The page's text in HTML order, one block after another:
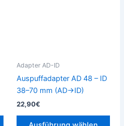
können
gewählt
Adapter AD-ID
Auspuffadapter AD 48 – ID
38–70 mm (AD→ID)
22,90€